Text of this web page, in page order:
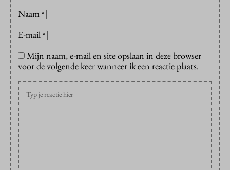
Naam *
E-mail *
Mijn naam, e-mail en site opslaan in deze browser
voor de volgende keer wanneer ik een reactie plaats.